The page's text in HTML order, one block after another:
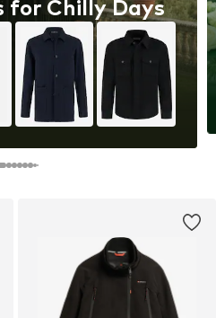
for Chilly Days